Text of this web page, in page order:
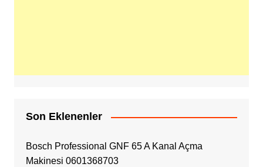
Son Eklenenler
Bosch Professional GNF 65 A Kanal Açma
Makinesi 0601368703